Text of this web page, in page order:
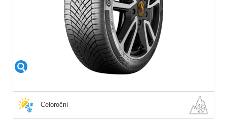
Celoroční